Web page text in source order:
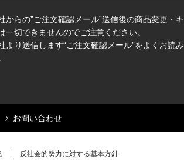
からの”ご注文確認メール”送信後の商品変更・
一切できませんのでご注意ください。
より送信します“ご注文確認メール”をよくお読
お問い合わせ
反社会的勢力に対する基本方針